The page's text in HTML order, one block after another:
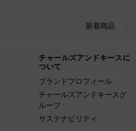
新着商品
チャールズアンドキースに
ついて
ブランドプロフィール
チャールズアンドキースグ
ループ
サステナビリティ